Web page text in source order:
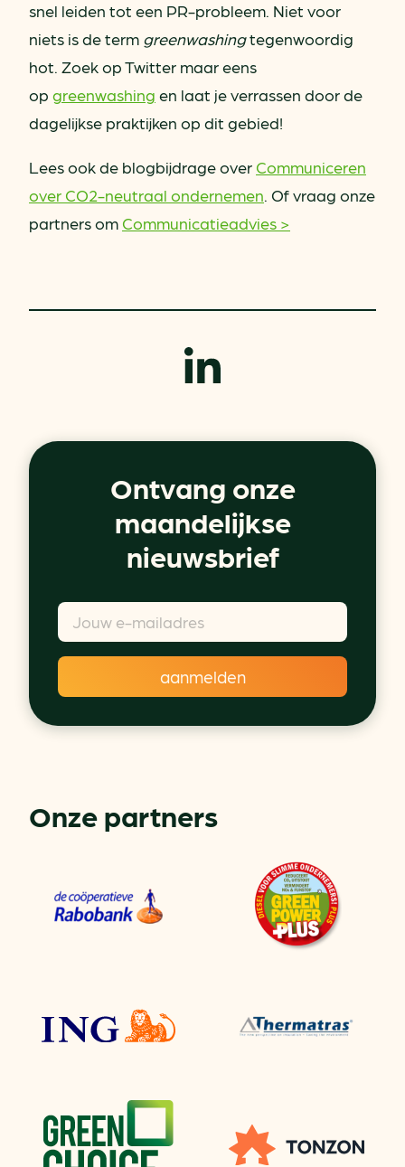
snel leiden tot een PR-probleem. Niet voor
niets is de term greenwashingtegenwoordig
hot. Zoek op Twitter maar eens
op greenwashing en laat je verrassen door de
dagelijkse praktijken op dit gebied!
Lees ook de blogbijdrage over Communiceren
over CO2-neutraal ondernemen . Of vraag onze
partners om Communicatieadvies >
Ontvang onze
maandelijkse
nieuwsbrief
Onze partners